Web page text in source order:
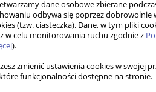
dane osobowe zbierane
odbywa się poprzez
(tzw. ciasteczka). Dane, w tym pliki
w celu monitorowania ruchu zgodnie z
).
zmienić ustawienia cookies w swojej
funkcjonalności dostępne na stronie.